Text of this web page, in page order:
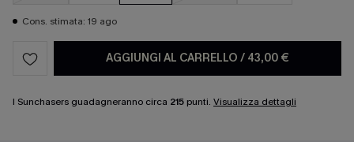
Cons. stimata: 19 ago
AGGIUNGI AL CARRELLO / 43,00 €
I Sunchasers guadagneranno circa 215 punti. Visualizza dettagli